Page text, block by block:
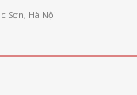
Sơn, Hà Nội